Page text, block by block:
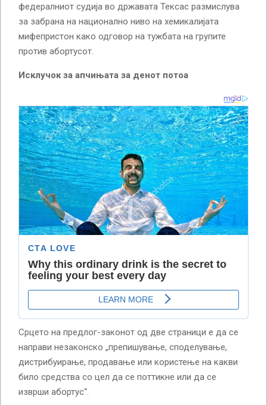
федералниот судија во државата Тексас размислува
за забрана на национално ниво на хемикалијата
мифепристон како одговор на тужбата на групите
против абортусот.
Исклучок за апчињата за денот потоа
Срцето на предлог-законот од две страници е да се
направи незаконско „препишување, споделување,
дистрибуирање, продавање или користење на какви
било средства со цел да се поттикне или да се
изврши абортус“.